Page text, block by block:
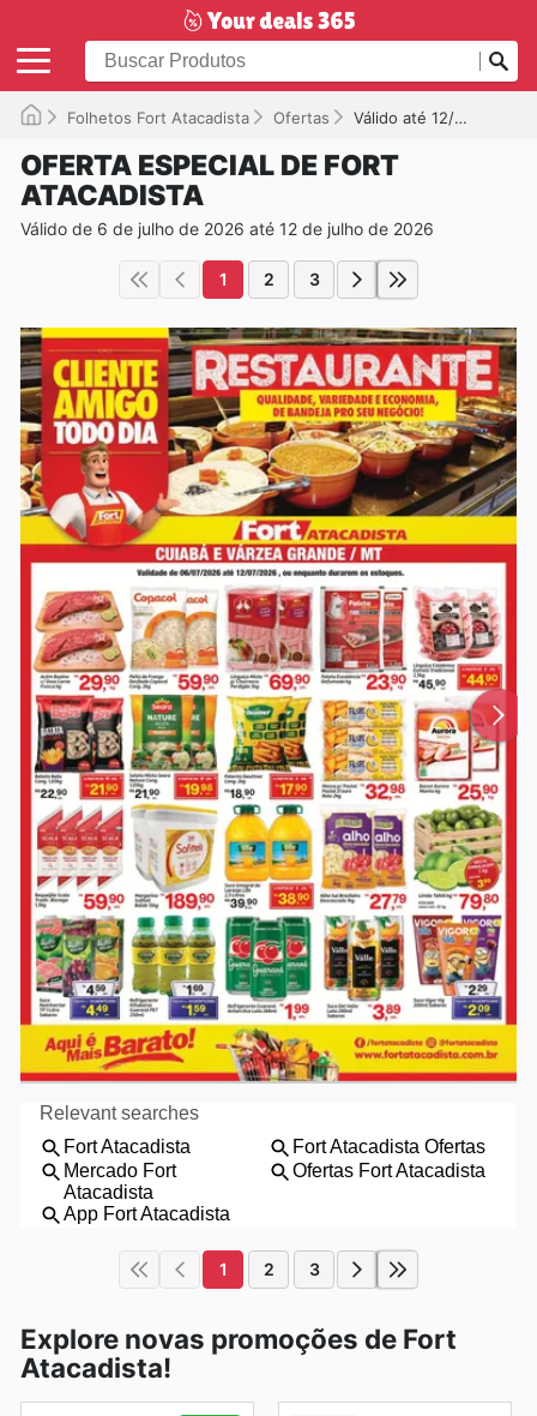
Folhetos Fort Atacadista Ofertas Válido até 12/07/2026
OFERTA ESPECIAL DE FORT
ATACADISTA
Válido de 6 de julho de 2026 até 12 de julho de 2026
1 2 3
1 2 3
Explore novas promoções de Fort
Atacadista!